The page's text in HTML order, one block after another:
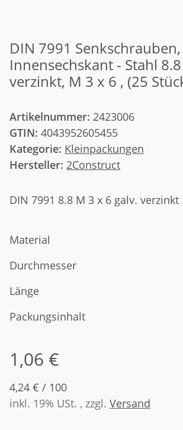
DIN 7991 Senkschrauben,
Innensechskant - Stahl
verzinkt, M 3 x 6 , (25
Artikelnummer: 2423006
GTIN: 4043952605455
Kategorie: Kleinpackungen
Hersteller: 2Construct
DIN 7991 8.8 M 3 x 6 galv. verzinkt
Material
Durchmesser
Länge
Packungsinhalt
1,06 €
4,24 € / 100
inkl. 19% USt. , zzgl. Versand